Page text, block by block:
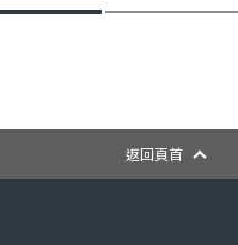
返回頁首